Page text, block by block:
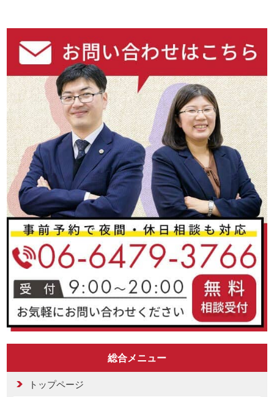
総合メニュー
トップページ